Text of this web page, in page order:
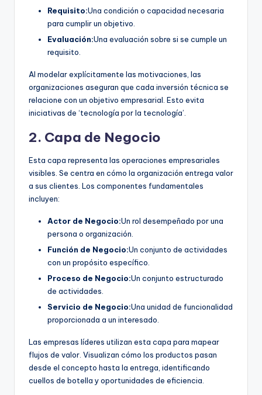
Requisito:Una condición o capacidad necesaria
para cumplir un objetivo.
Evaluación:Una evaluación sobre si se cumple un
requisito.
Al modelar explícitamente las motivaciones, las
organizaciones aseguran que cada inversión técnica se
relacione con un objetivo empresarial. Esto evita
iniciativas de ‘tecnología por la tecnología’.
2. Capa de Negocio
Esta capa representa las operaciones empresariales
visibles. Se centra en cómo la organización entrega valor
a sus clientes. Los componentes fundamentales
incluyen:
Actor de Negocio:Un rol desempeñado por una
persona o organización.
Función de Negocio:Un conjunto de actividades
con un propósito específico.
Proceso de Negocio:Un conjunto estructurado
de actividades.
Servicio de Negocio:Una unidad de funcionalidad
proporcionada a un interesado.
Las empresas líderes utilizan esta capa para mapear
flujos de valor. Visualizan cómo los productos pasan
desde el concepto hasta la entrega, identificando
cuellos de botella y oportunidades de eficiencia.